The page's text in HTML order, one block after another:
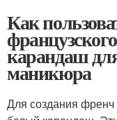
Как
карандаш
маникюра
Для создания